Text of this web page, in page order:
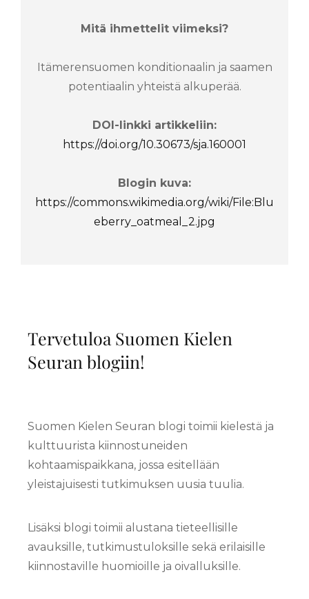
Mitä ihmettelit viimeksi?
Itämerensuomen konditionaalin ja saamen
potentiaalin yhteistä alkuperää.
DOI-linkki artikkeliin:
https://doi.org/10.30673/sja.160001
Blogin kuva:
https://commons.wikimedia.org/wiki/File:Blu
eberry_oatmeal_2.jpg
Tervetuloa Suomen Kielen
Seuran blogiin!
Suomen Kielen Seuran blogi toimii kielestä ja
kulttuurista kiinnostuneiden
kohtaamispaikkana, jossa esitellään
yleistajuisesti tutkimuksen uusia tuulia.
Lisäksi blogi toimii alustana tieteellisille
avauksille, tutkimustuloksille sekä erilaisille
kiinnostaville huomioille ja oivalluksille.